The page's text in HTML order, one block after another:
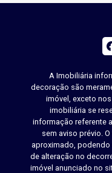
A Imobiliária
decoração são
imóvel, exceto
imobiliária se
informação referente
sem aviso prévio.
aproximado, podendo
de alteração no
imóvel anunciado no